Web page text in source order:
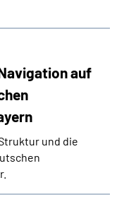
auf
und die